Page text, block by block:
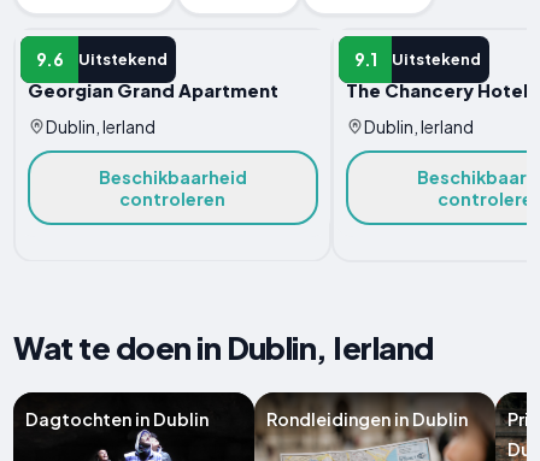
9.6 Uitstekend
HOTEL
Georgian Grand Apartment
Dublin, Ierland
Beschikbaarheid
controleren
9.1 Uitstekend
HOTEL
The Chancery Hotel
Dublin, Ierland
Wat te doen in Dublin, Ierland
Dagtochten in Dublin Rondleidingen in Dublin